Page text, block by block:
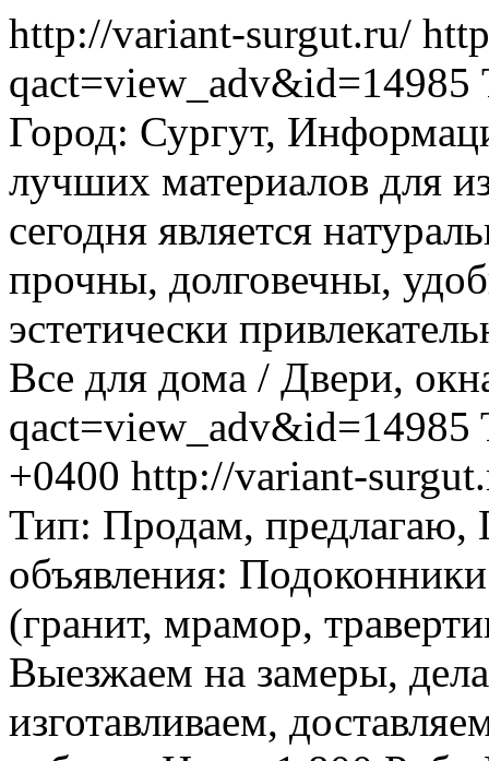
http://variant-surgut.ru/
qact=view_adv&id=14985
Город: Сургут,
лучших материалов для
сегодня является
прочны, долговечны,
эстетически
Все для дома / Двери,
qact=view_adv&id=14985
+0400 http://variant-
Тип: Продам, предлагаю,
объявления:
(гранит, мрамор,
Выезжаем на замеры,
изготавливаем,